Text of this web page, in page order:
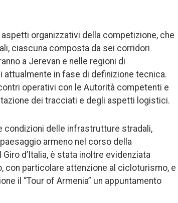
organizzativi della competizione, che
ciascuna composta da sei corridori
a Jerevan e nelle regioni di
attualmente in fase di definizione tecnica.
operativi con le Autorità competenti e
dei tracciati e degli aspetti logistici.
condizioni delle infrastrutture stradali,
armeno nel corso della
d’Italia, è stata inoltre evidenziata
con particolare attenzione al cicloturismo, e
il “Tour of Armenia” un appuntamento